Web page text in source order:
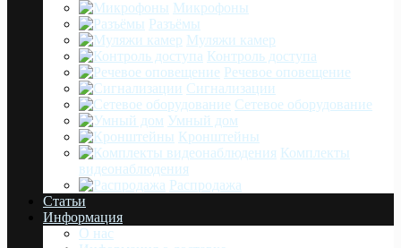
Микрофоны
Разъёмы
Муляжи камер
Контроль доступа
Речевое оповещение
Сигнализации
Сетевое оборудование
Умный дом
Кронштейны
Комплекты
видеонаблюдения
Распродажа
Статьи
Информация
О нас